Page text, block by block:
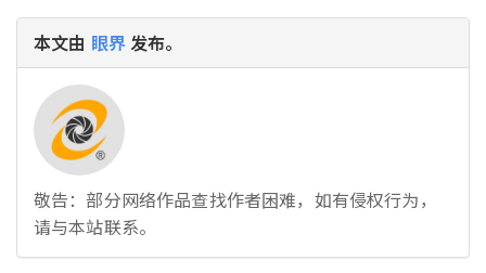
本文由 眼界 发布。
敬告：部分网络作品查找作者困难，如有侵权行为，
请与本站联系。